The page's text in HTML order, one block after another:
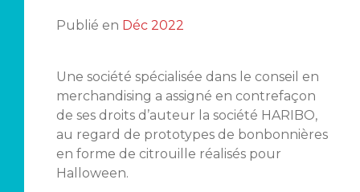
Publié en Déc 2022
Une société spécialisée dans le conseil en
merchandising a assigné en contrefaçon
de ses droits d’auteur la société HARIBO,
au regard de prototypes de bonbonnières
en forme de citrouille réalisés pour
Halloween.